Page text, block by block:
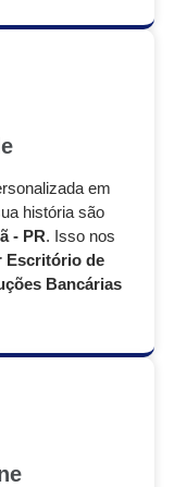
em
história são
- PR. Isso nos
Escritório de
Bancárias